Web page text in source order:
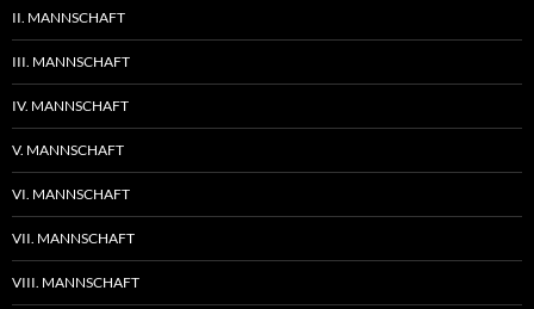
II. MANNSCHAFT
III. MANNSCHAFT
IV. MANNSCHAFT
V. MANNSCHAFT
VI. MANNSCHAFT
VII. MANNSCHAFT
VIII. MANNSCHAFT